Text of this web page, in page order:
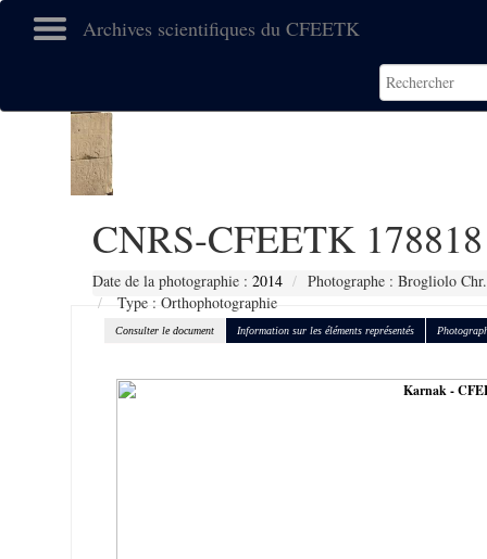
Archives scientifiques du CFEETK
CNRS-CFEETK 178818
Date de la photographie : 2014
Photographe : Brogliolo Chr.
Type : Orthophotographie
Consulter le document Information sur les éléments représentés